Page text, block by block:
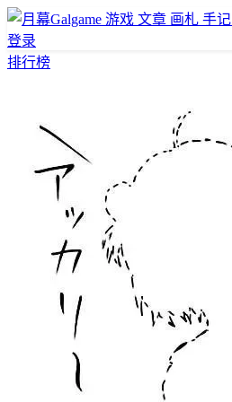
游戏 文章 画札 手记
登录
排行榜